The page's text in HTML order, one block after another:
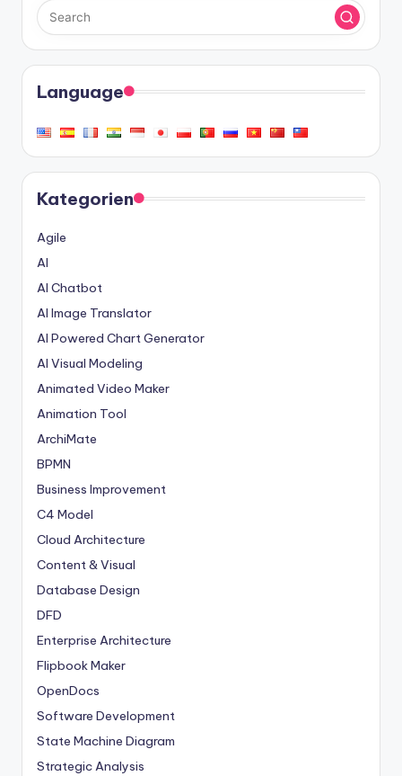
Language
Kategorien
Agile
AI
AI Chatbot
AI Image Translator
AI Powered Chart Generator
AI Visual Modeling
Animated Video Maker
Animation Tool
ArchiMate
BPMN
Business Improvement
C4 Model
Cloud Architecture
Content & Visual
Database Design
DFD
Enterprise Architecture
Flipbook Maker
OpenDocs
Software Development
State Machine Diagram
Strategic Analysis